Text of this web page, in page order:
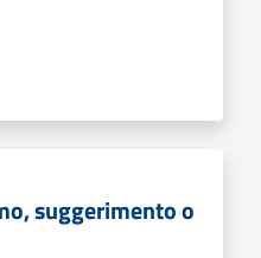
suggerimento o